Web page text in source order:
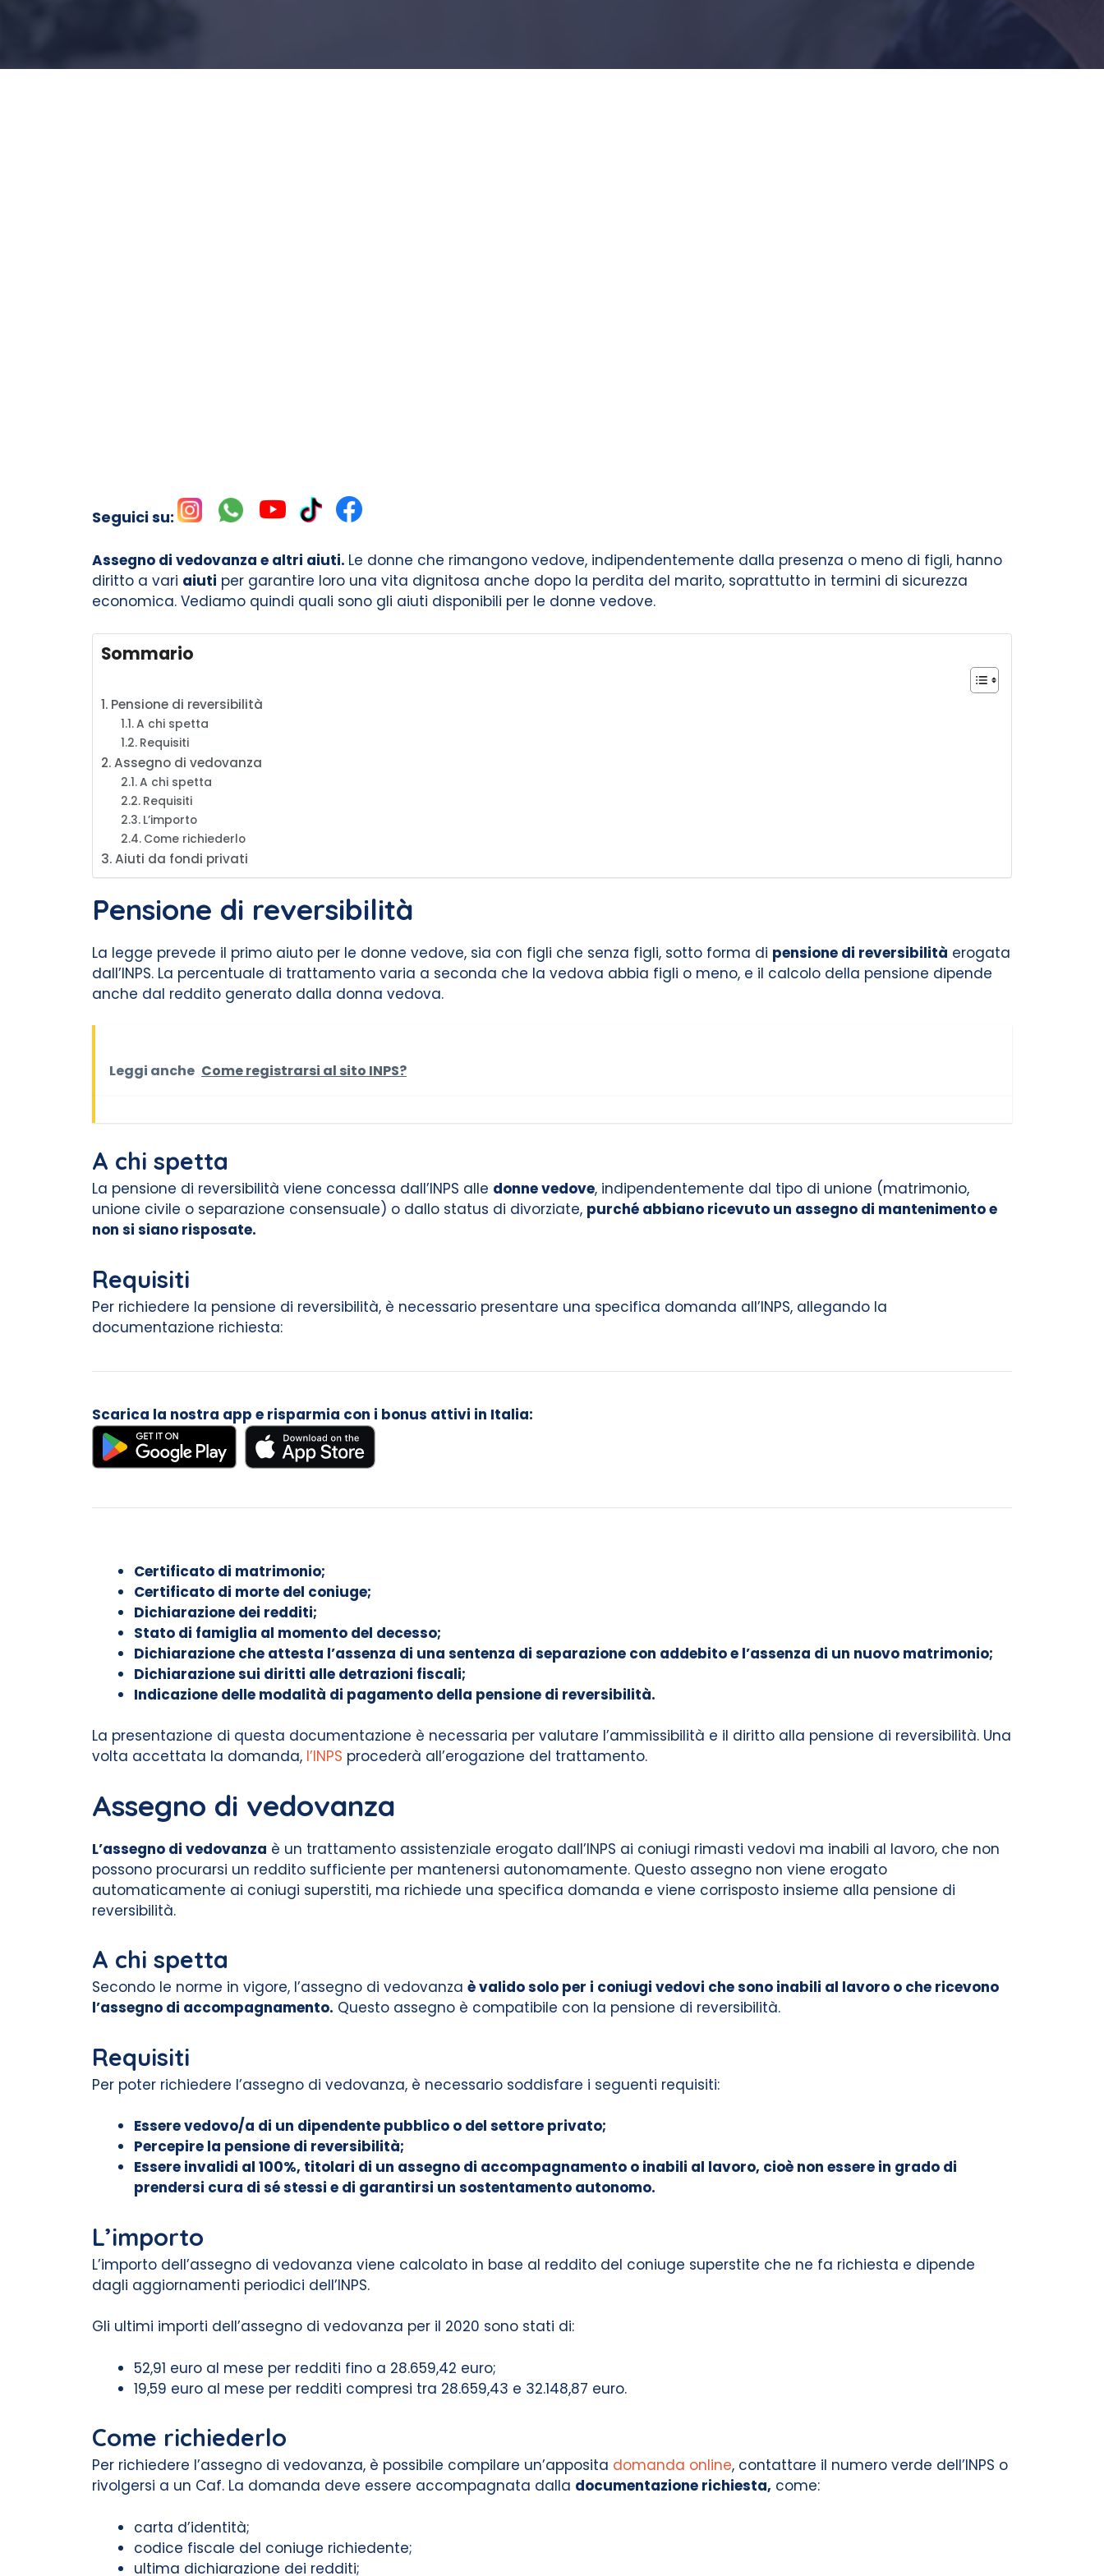
Seguici su:
Assegno di vedovanza e altri aiuti. Le donne che rimangono vedove, indipendentemente dalla presenza o meno di figli, hanno
diritto a vari aiuti per garantire loro una vita dignitosa anche dopo la perdita del marito, soprattutto in termini di sicurezza
economica. Vediamo quindi quali sono gli aiuti disponibili per le donne vedove.
Sommario
Pensione di reversibilità
A chi spetta
Requisiti
Assegno di vedovanza
A chi spetta
Requisiti
L’importo
Come richiederlo
Aiuti da fondi privati
Pensione di reversibilità
La legge prevede il primo aiuto per le donne vedove, sia con figli che senza figli, sotto forma di pensione di reversibilità erogata
dall’INPS. La percentuale di trattamento varia a seconda che la vedova abbia figli o meno, e il calcolo della pensione dipende
anche dal reddito generato dalla donna vedova.
Leggi anche Come registrarsi al sito INPS?
A chi spetta
La pensione di reversibilità viene concessa dall’INPS alle donne vedove, indipendentemente dal tipo di unione (matrimonio,
unione civile o separazione consensuale) o dallo status di divorziate, purché abbiano ricevuto un assegno di mantenimento e
non si siano risposate.
Requisiti
Per richiedere la pensione di reversibilità, è necessario presentare una specifica domanda all’INPS, allegando la
documentazione richiesta:
Scarica la nostra app e risparmia con i bonus attivi in Italia:
Certificato di matrimonio;
Certificato di morte del coniuge;
Dichiarazione dei redditi;
Stato di famiglia al momento del decesso;
Dichiarazione che attesta l’assenza di una sentenza di separazione con addebito e l’assenza di un nuovo matrimonio;
Dichiarazione sui diritti alle detrazioni fiscali;
Indicazione delle modalità di pagamento della pensione di reversibilità.
La presentazione di questa documentazione è necessaria per valutare l’ammissibilità e il diritto alla pensione di reversibilità. Una
volta accettata la domanda, l’INPS procederà all’erogazione del trattamento.
Assegno di vedovanza
L’assegno di vedovanza è un trattamento assistenziale erogato dall’INPS ai coniugi rimasti vedovi ma inabili al lavoro, che non
possono procurarsi un reddito sufficiente per mantenersi autonomamente. Questo assegno non viene erogato
automaticamente ai coniugi superstiti, ma richiede una specifica domanda e viene corrisposto insieme alla pensione di
reversibilità.
A chi spetta
Secondo le norme in vigore, l’assegno di vedovanza è valido solo per i coniugi vedovi che sono inabili al lavoro o che ricevono
l’assegno di accompagnamento. Questo assegno è compatibile con la pensione di reversibilità.
Requisiti
Per poter richiedere l’assegno di vedovanza, è necessario soddisfare i seguenti requisiti:
Essere vedovo/a di un dipendente pubblico o del settore privato;
Percepire la pensione di reversibilità;
Essere invalidi al 100%, titolari di un assegno di accompagnamento o inabili al lavoro, cioè non essere in grado di
prendersi cura di sé stessi e di garantirsi un sostentamento autonomo.
L’importo
L’importo dell’assegno di vedovanza viene calcolato in base al reddito del coniuge superstite che ne fa richiesta e dipende
dagli aggiornamenti periodici dell’INPS.
Gli ultimi importi dell’assegno di vedovanza per il 2020 sono stati di:
52,91 euro al mese per redditi fino a 28.659,42 euro;
19,59 euro al mese per redditi compresi tra 28.659,43 e 32.148,87 euro.
Come richiederlo
Per richiedere l’assegno di vedovanza, è possibile compilare un’apposita domanda online, contattare il numero verde dell’INPS o
rivolgersi a un Caf. La domanda deve essere accompagnata dalla documentazione richiesta, come:
carta d’identità;
codice fiscale del coniuge richiedente;
ultima dichiarazione dei redditi;